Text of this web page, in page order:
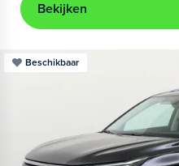
Bekijken
Beschikbaar